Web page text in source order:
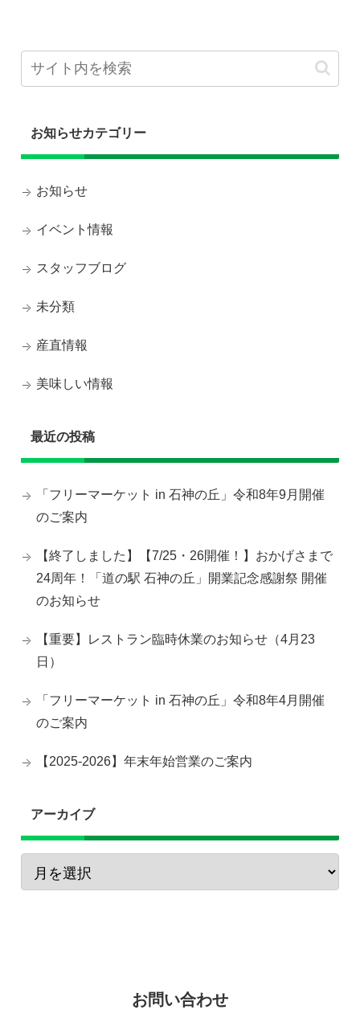
お知らせカテゴリー
お知らせ
イベント情報
スタッフブログ
未分類
産直情報
美味しい情報
最近の投稿
「フリーマーケット in 石神の丘」令和8年9月開催
のご案内
【終了しました】【7/25・26開催！】おかげさまで
24周年！「道の駅 石神の丘」開業記念感謝祭 開催
のお知らせ
【重要】レストラン臨時休業のお知らせ（4月23
日）
「フリーマーケット in 石神の丘」令和8年4月開催
のご案内
【2025-2026】年末年始営業のご案内
アーカイブ
お問い合わせ